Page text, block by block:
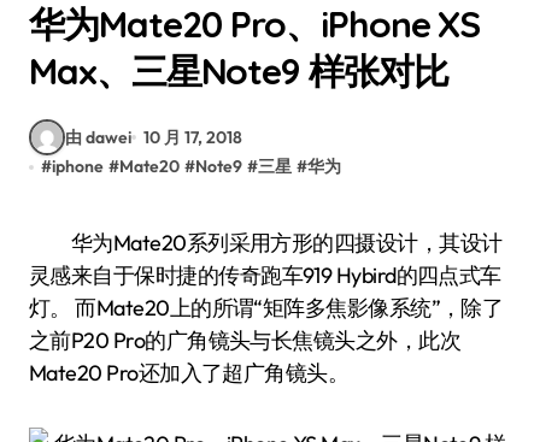
华为Mate20 Pro、iPhone XS
Max、三星Note9 样张对比
由 dawei 10 月 17, 2018
#iphone #Mate20 #Note9 #三星 #华为
华为Mate20系列采用方形的四摄设计，其设计
灵感来自于保时捷的传奇跑车919 Hybird的四点式车
灯。 而Mate20上的所谓“矩阵多焦影像系统”，除了
之前P20 Pro的广角镜头与长焦镜头之外，此次
Mate20 Pro还加入了超广角镜头。